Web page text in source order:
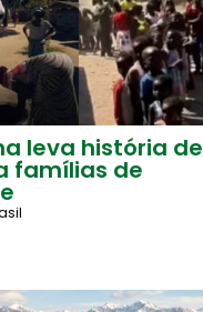
leva história de
famílias de